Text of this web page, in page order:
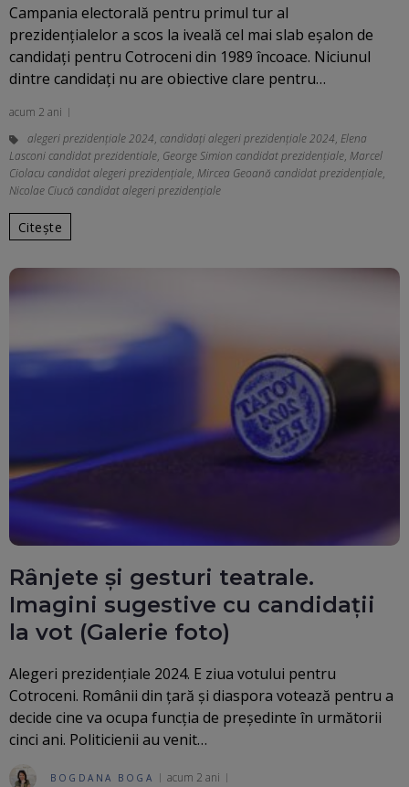
Campania electorală pentru primul tur al
prezidențialelor a scos la iveală cel mai slab eșalon de
candidați pentru Cotroceni din 1989 încoace. Niciunul
dintre candidaţi nu are obiective clare pentru…
acum 2 ani
alegeri prezidenţiale 2024, candidați alegeri prezidențiale 2024, Elena
Lasconi candidat prezidentiale, George Simion candidat prezidențiale, Marcel
Ciolacu candidat alegeri prezidențiale, Mircea Geoană candidat prezidențiale,
Nicolae Ciucă candidat alegeri prezidențiale
Citește
Rânjete și gesturi teatrale.
Imagini sugestive cu candidații
la vot (Galerie foto)
Alegeri prezidenţiale 2024. E ziua votului pentru
Cotroceni. Românii din țară și diaspora votează pentru a
decide cine va ocupa funcția de președinte în următorii
cinci ani. Politicienii au venit…
BOGDANA BOGA acum 2 ani